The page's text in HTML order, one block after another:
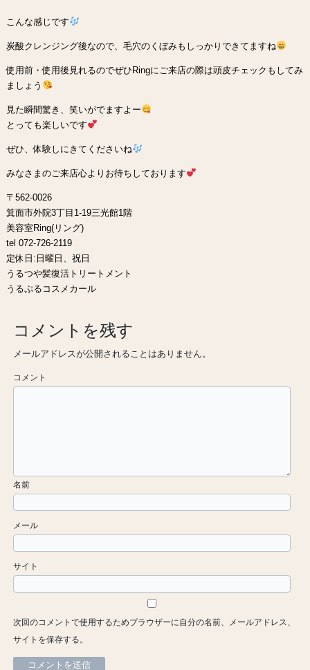
こんな感じです
炭酸クレンジング後なので、毛穴のくぼみもしっかりできてますね
使用前・使用後見れるのでぜひRingにご来店の際は頭皮チェックもしてみ
ましょう
見た瞬間驚き、笑いがでますよー
とっても楽しいです
ぜひ、体験しにきてくださいね
みなさまのご来店心よりお待ちしております
〒562-0026
箕面市外院3丁目1-19三光館1階
美容室Ring(リング)
tel 072-726-2119
定休日:日曜日、祝日
うるつや髪復活トリートメント
うるぷるコスメカール
コメントを残す
メールアドレスが公開されることはありません。
コメント
名前
メール
サイト
次回のコメントで使用するためブラウザーに自分の名前、メールアドレス、
サイトを保存する。